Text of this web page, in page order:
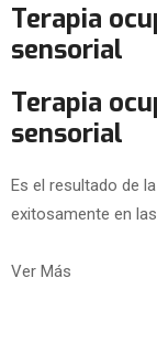
Terapia
sensorial
Terapia
sensorial
Es el resultado de
exitosamente en
Ver Más